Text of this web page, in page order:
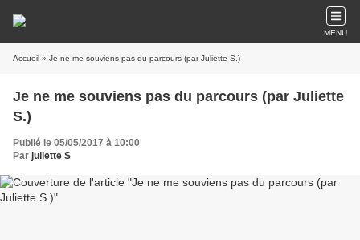
MENU
Accueil » Je ne me souviens pas du parcours (par Juliette S.)
Je ne me souviens pas du parcours (par Juliette
S.)
Publié le 05/05/2017 à 10:00
Par juliette S